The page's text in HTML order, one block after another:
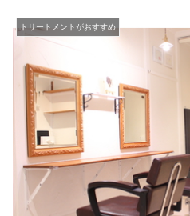
トリートメントがおすすめ